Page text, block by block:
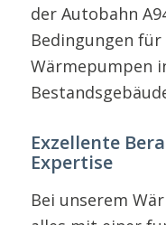
der Autobahn
Bedingungen
Wärmepumpen
Exzellente
Expertise
Bei unserem